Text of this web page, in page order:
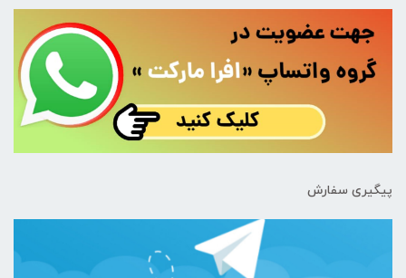
پیگیری سفارش